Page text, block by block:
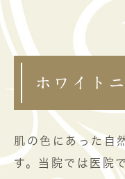
ホワイト
肌の色にあった自
す。当院では医院